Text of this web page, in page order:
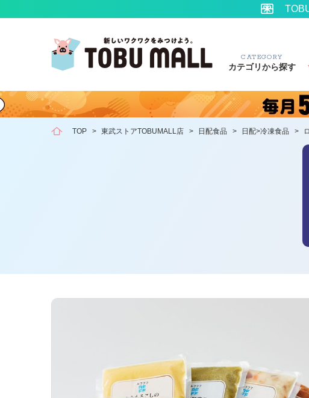
CATEGORY
カテゴリから探す
TOP > 東武ストアTOBUMALL店 > 日配食品 > 日配>冷凍食品 >